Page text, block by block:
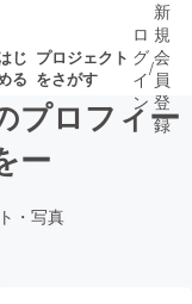
じ
る
プロジェクト
をさがす
が近いプ
ロ
グ
イ
ン
/
新
規
会
員
登
録
ロフィー
ー
・写真